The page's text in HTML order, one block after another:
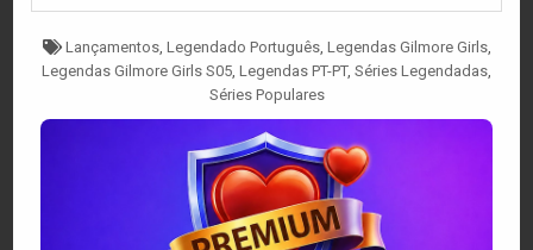
Tagged
Lançamentos, Legendado Português, Legendas Gilmore Girls,
Legendas Gilmore Girls S05, Legendas PT-PT, Séries Legendadas,
Séries Populares